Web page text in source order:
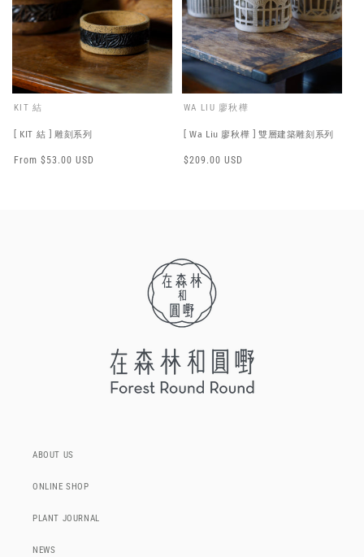
KIT 結
[ KIT 結 ] 雕刻系列
Regular
From $53.00 USD
WA LIU 廖秋樺
[ Wa Liu 廖秋樺 ] 雙層建築雕刻系列
Regular
$209.00 USD
ABOUT US
ONLINE SHOP
PLANT JOURNAL
NEWS